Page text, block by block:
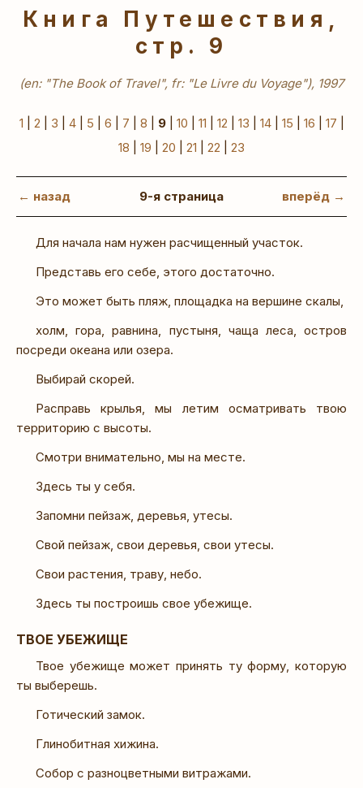
Книга Путешествия,
стр. 9
(en: "The Book of Travel", fr: "Le Livre du Voyage"), 1997
1 2 3 4| 5 6 7 8 9| 10 11 12 13 14| 15 16 17
18
19 20 21 22 23
← назад 9-я страница вперёд →
Для начала нам нужен расчищенный участок.
Представь его себе, этого достаточно.
Это может быть пляж, площадка на вершине скалы,
холм, гора, равнина, пустыня, чаща леса, остров
посреди океана или озера.
Выбирай скорей.
Расправь крылья, мы летим осматривать твою
территорию с высоты.
Смотри внимательно, мы на месте.
Здесь ты у себя.
Запомни пейзаж, деревья, утесы.
Свой пейзаж, свои деревья, свои утесы.
Свои растения, траву, небо.
Здесь ты построишь свое убежище.
ТВОЕ УБЕЖИЩЕ
Твое убежище может принять ту форму, которую
ты выберешь.
Готический замок.
Глинобитная хижина.
Собор с разноцветными витражами.